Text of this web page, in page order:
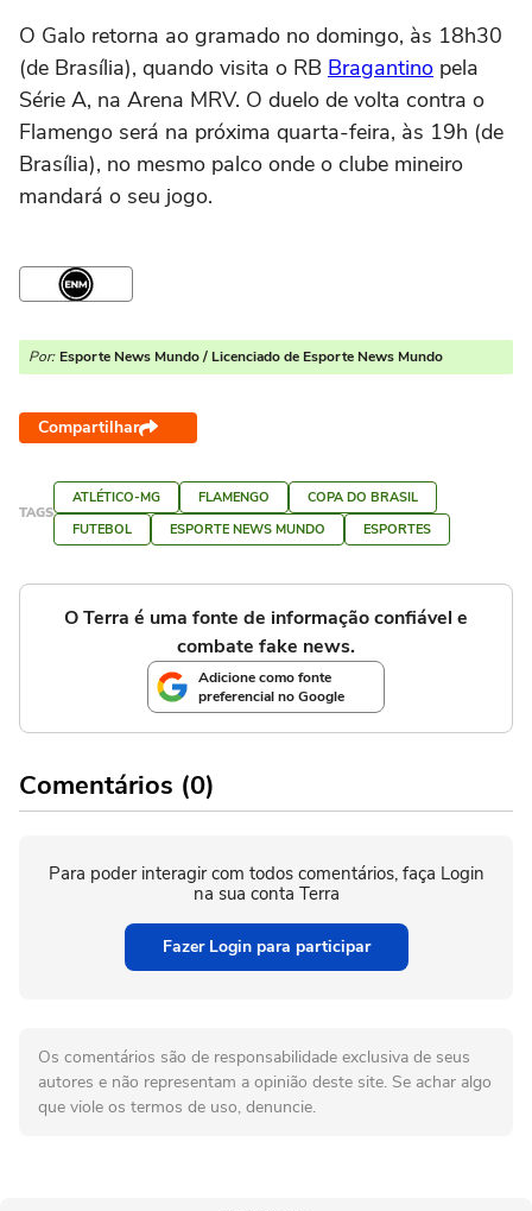
O Galo retorna ao gramado no domingo, às 18h30
(de Brasília), quando visita o RB Bragantino pela
Série A, na Arena MRV. O duelo de volta contra o
Flamengo será na próxima quarta-feira, às 19h (de
Brasília), no mesmo palco onde o clube mineiro
mandará o seu jogo.
Por: Esporte News Mundo / Licenciado de Esporte News Mundo
Compartilhar
TAGS
ATLÉTICO-MG FLAMENGO
COPA DO BRASIL
FUTEBOL
ESPORTE NEWS MUNDO ESPORTES
O Terra é uma fonte de informação confiável e
combate fake news.
Adicione como fonte
preferencial no Google
Comentários (0)
Para poder interagir com todos comentários, faça Login
na sua conta Terra
Fazer Login para participar
Os comentários são de responsabilidade exclusiva de seus
autores e não representam a opinião deste site. Se achar algo
que viole os termos de uso, denuncie.